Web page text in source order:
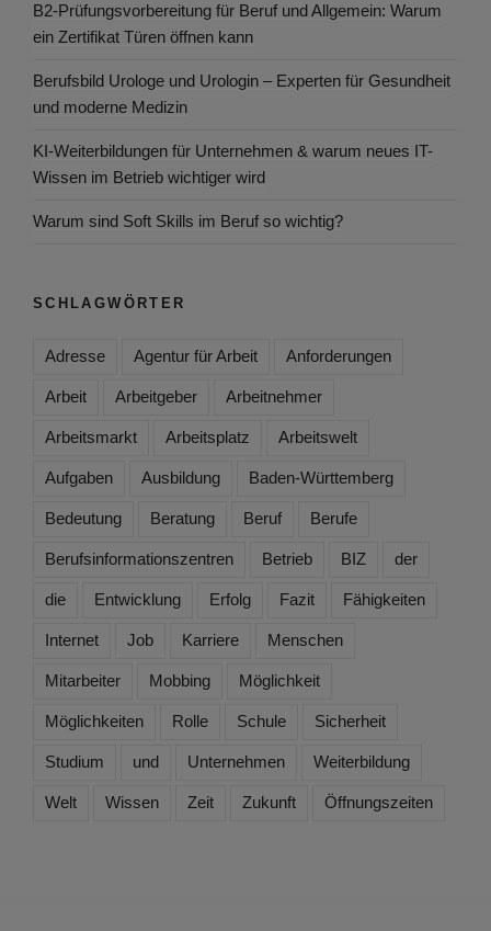
B2-Prüfungsvorbereitung für Beruf und Allgemein: Warum
ein Zertifikat Türen öffnen kann
Berufsbild Urologe und Urologin – Experten für Gesundheit
und moderne Medizin
KI-Weiterbildungen für Unternehmen & warum neues IT-
Wissen im Betrieb wichtiger wird
Warum sind Soft Skills im Beruf so wichtig?
SCHLAGWÖRTER
Adresse Agentur für Arbeit Anforderungen
Arbeit Arbeitgeber Arbeitnehmer
Arbeitsmarkt Arbeitsplatz Arbeitswelt
Aufgaben Ausbildung Baden-Württemberg
Bedeutung Beratung Beruf Berufe
Berufsinformationszentren Betrieb BIZ der
die Entwicklung Erfolg Fazit Fähigkeiten
Internet Job Karriere Menschen
Mitarbeiter Mobbing Möglichkeit
Möglichkeiten Rolle Schule Sicherheit
Studium und Unternehmen Weiterbildung
Welt Wissen Zeit Zukunft Öffnungszeiten